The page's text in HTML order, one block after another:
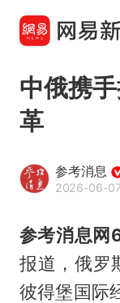
中俄携
革
参考消息
2026-06-
参考消息网
报道，俄罗
彼得堡国际